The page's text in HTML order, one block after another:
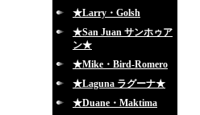
★Larry・Golsh
★San Juan サンホゥア
ン★
★Mike・Bird-Romero
★Laguna ラグーナ★
★Duane・Maktima